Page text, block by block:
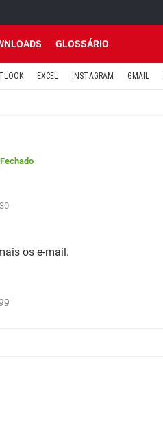
GLOSSÁRIO
EXCEL INSTAGRAM GMAIL
os e-mail.